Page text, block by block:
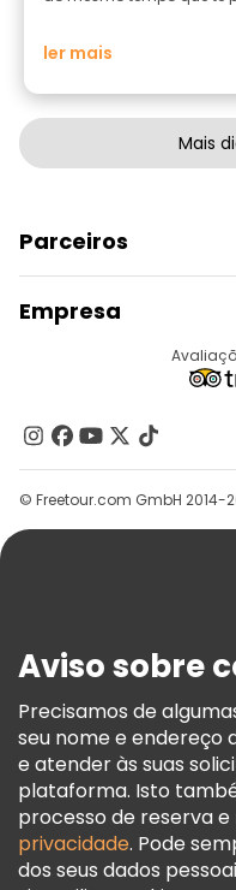
ler mais
Mais
Parceiros
Registo Do Fornecedor
Programa De Afiliados
Empresa
Contacte-Nos
Grupos
Ajuda
Termos E Informações
Política De Cookies
Freetour Prémios
Programa De Fidelidade
© Freetour.com GmbH 2014-
Aviso sobre
Precisamos de
seu nome e endereço
e atender às suas
plataforma. Isto
processo de reserva e
privacidade. Pode
dos seus dados